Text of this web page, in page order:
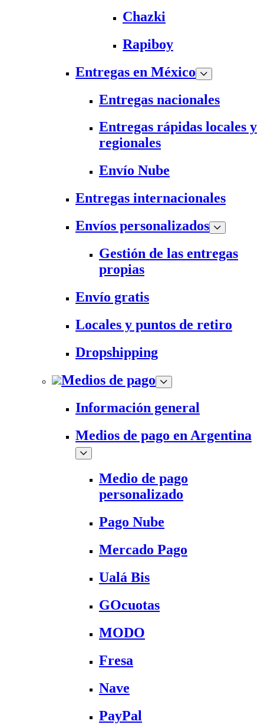
Chazki
Rapiboy
Entregas en México
Entregas nacionales
Entregas rápidas locales y
regionales
Envío Nube
Entregas internacionales
Envíos personalizados
Gestión de las entregas
propias
Envío gratis
Locales y puntos de retiro
Dropshipping
Medios de pago
Información general
Medios de pago en Argentina
Medio de pago
personalizado
Pago Nube
Mercado Pago
Ualá Bis
GOcuotas
MODO
Fresa
Nave
PayPal